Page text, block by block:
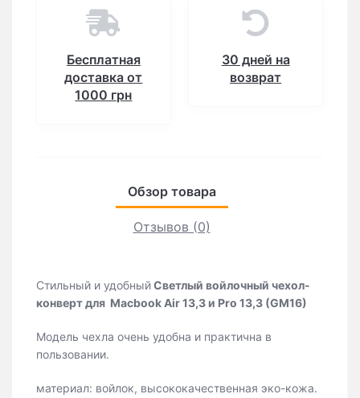
Бесплатная
доставка от
1000 грн
30 дней на
возврат
Обзор товара
Отзывов (0)
Стильный и удобныйСветлый войлочный чехол-
конверт для Macbook Air 13,3 и Pro 13,3 (GM16)
Модель чехла очень удобна и практична в
пользовании.
материал: войлок, высококачественная эко-кожа.